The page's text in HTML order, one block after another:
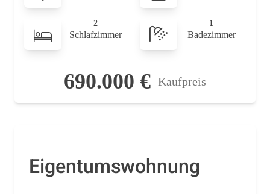
2
Schlafzimmer
1
Badezimmer
690.000 € Kaufpreis
Eigentumswohnung